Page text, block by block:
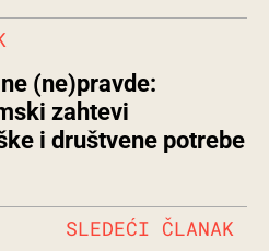
(ne)pravde:
zahtevi
i društvene potrebe
SLEDEĆI ČLANAK